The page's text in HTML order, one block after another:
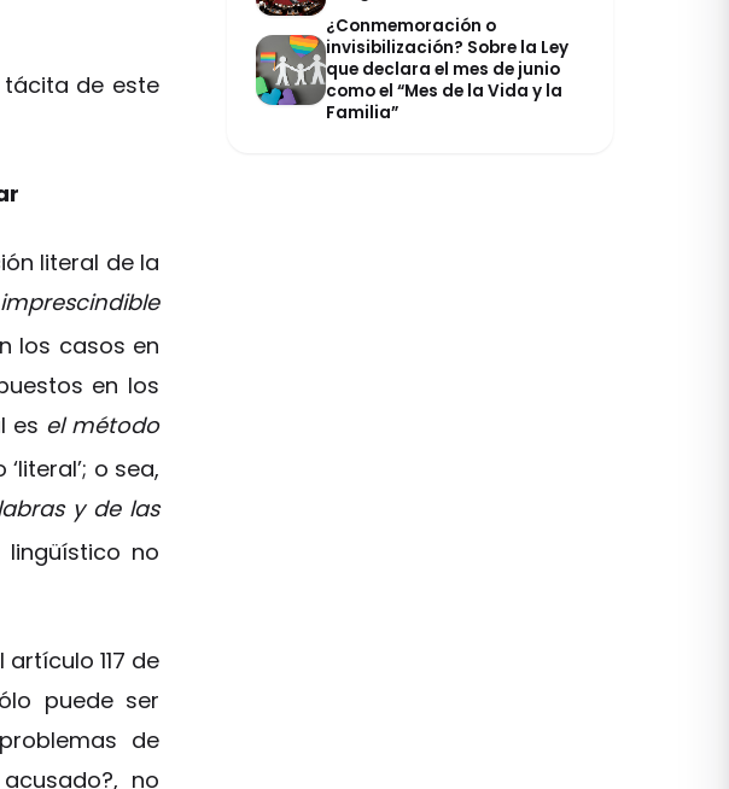
de este
literal de la
imprescindible
los casos en
en los
es el método
o sea,
y de las
no
117 de
puede ser
de
no
¿Conmemoración o
invisibilización? Sobre la Ley
que declara el mes de junio
como el “Mes de la Vida y la
Familia”